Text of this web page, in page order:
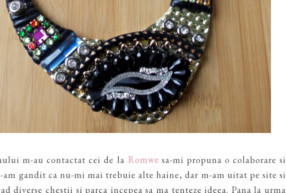
m-au contactat cei de la Romwe sa-mi propuna o colaborare si
am gandit ca nu-mi mai trebuie alte haine, dar m-am uitat pe site si
diverse chestii si parca incepea sa ma tenteze ideea. Pana la urma